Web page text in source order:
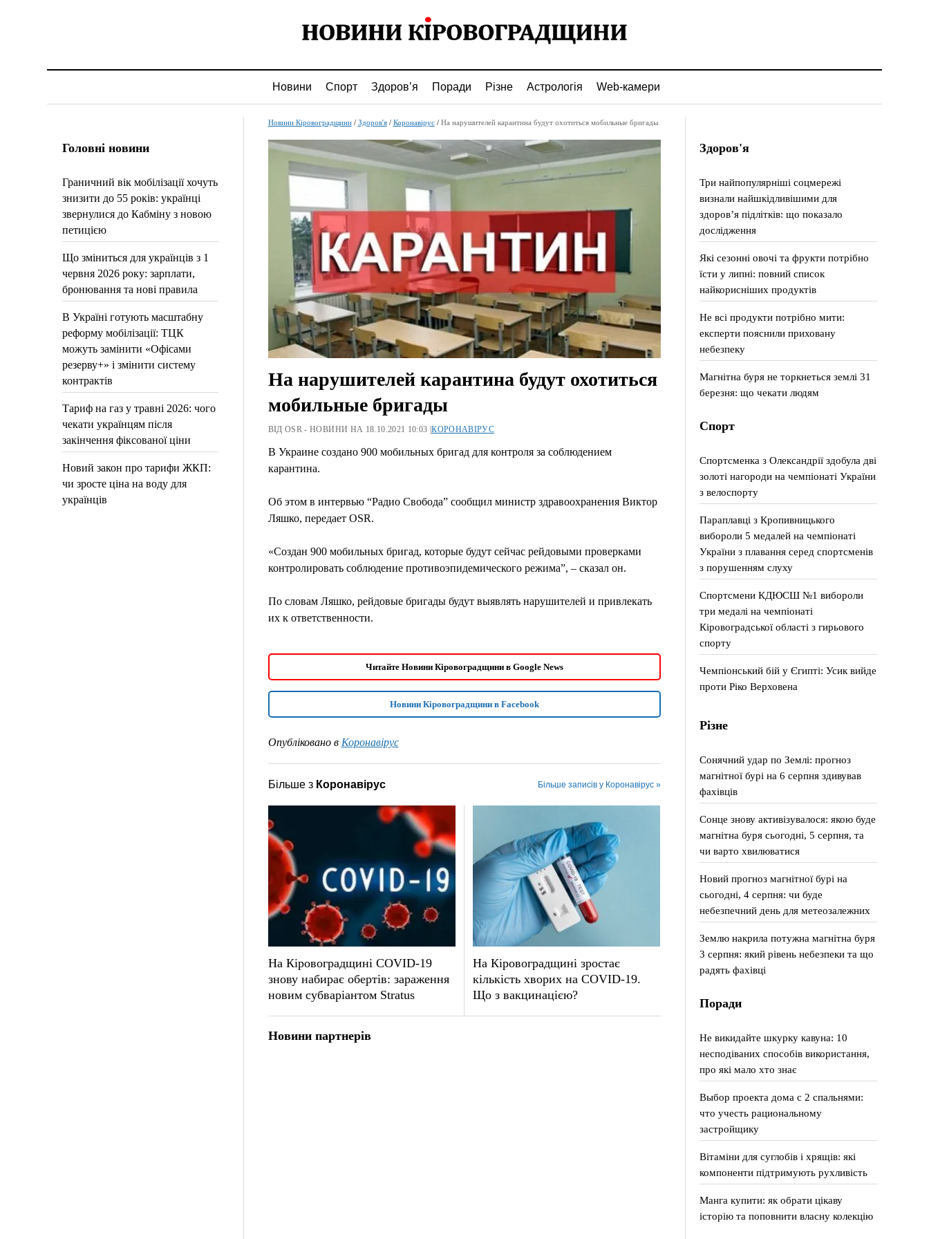
Новини Спорт Здоров’я Поради Різне Астрологія Web-камери
Головні новини
Граничний вік мобілізації хочуть
знизити до 55 років: українці
звернулися до Кабміну з новою
петицією
Що зміниться для українців з 1
червня 2026 року: зарплати,
бронювання та нові правила
В Україні готують масштабну
реформу мобілізації: ТЦК
можуть замінити «Офісами
резерву+» і змінити систему
контрактів
Тариф на газ у травні 2026: чого
чекати українцям після
закінчення фіксованої ціни
Новий закон про тарифи ЖКП:
чи зросте ціна на воду для
українців
Новини Кіровоградщини/ Здоров'я/ Коронавірус/ На нарушителей карантина будут охотиться мобильные бригады
На нарушителей карантина будут охотиться
мобильные бригады
ВІД OSR - НОВИНИ НА 18.10.2021 10:03 |КОРОНАВІРУС
В Украине создано 900 мобильных бригад для контроля за соблюдением
карантина.
Об этом в интервью “Радио Свобода” сообщил министр здравоохранения Виктор
Ляшко, передает OSR.
«Создан 900 мобильных бригад, которые будут сейчас рейдовыми проверками
контролировать соблюдение противоэпидемического режима”, – сказал он.
По словам Ляшко, рейдовые бригады будут выявлять нарушителей и привлекать
их к ответственности.
Читайте Новини Кіровоградщини в Google News
Новини Кіровоградщини в Facebook
Опубліковано в Коронавірус
Більше з Коронавірус Більше записів у Коронавірус »
На Кіровоградщині COVID-19
знову набирає обертів: зараження
новим субваріантом Stratus
На Кіровоградщині зростає
кількість хворих на COVID-19.
Що з вакцинацією?
Новини партнерів
Здоров'я
Три найпопулярніші соцмережі
визнали найшкідливішими для
здоров’я підлітків: що показало
дослідження
Які сезонні овочі та фрукти потрібно
їсти у липні: повний список
найкорисніших продуктів
Не всі продукти потрібно мити:
експерти пояснили приховану
небезпеку
Магнітна буря не торкнеться землі 31
березня: що чекати людям
Спорт
Спортсменка з Олександрії здобула дві
золоті нагороди на чемпіонаті України
з велоспорту
Параплавці з Кропивницького
вибороли 5 медалей на чемпіонаті
України з плавання серед спортсменів
з порушенням слуху
Спортсмени КДЮСШ №1 вибороли
три медалі на чемпіонаті
Кіровоградської області з гирьового
спорту
Чемпіонський бій у Єгипті: Усик вийде
проти Ріко Верховена
Різне
Сонячний удар по Землі: прогноз
магнітної бурі на 6 серпня здивував
фахівців
Сонце знову активізувалося: якою буде
магнітна буря сьогодні, 5 серпня, та
чи варто хвилюватися
Новий прогноз магнітної бурі на
сьогодні, 4 серпня: чи буде
небезпечний день для метеозалежних
Землю накрила потужна магнітна буря
3 серпня: який рівень небезпеки та що
радять фахівці
Поради
Не викидайте шкурку кавуна: 10
несподіваних способів використання,
про які мало хто знає
Выбор проекта дома с 2 спальнями:
что учесть рациональному
застройщику
Вітаміни для суглобів і хрящів: які
компоненти підтримують рухливість
Манга купити: як обрати цікаву
історію та поповнити власну колекцію